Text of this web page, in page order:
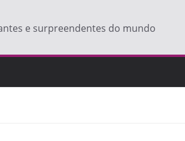
e surpreendentes do mundo